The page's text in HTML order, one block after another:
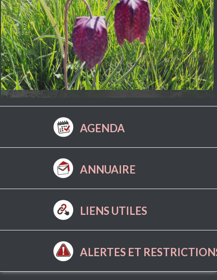
AGENDA
ANNUAIRE
LIENS UTILES
ALERTES ET